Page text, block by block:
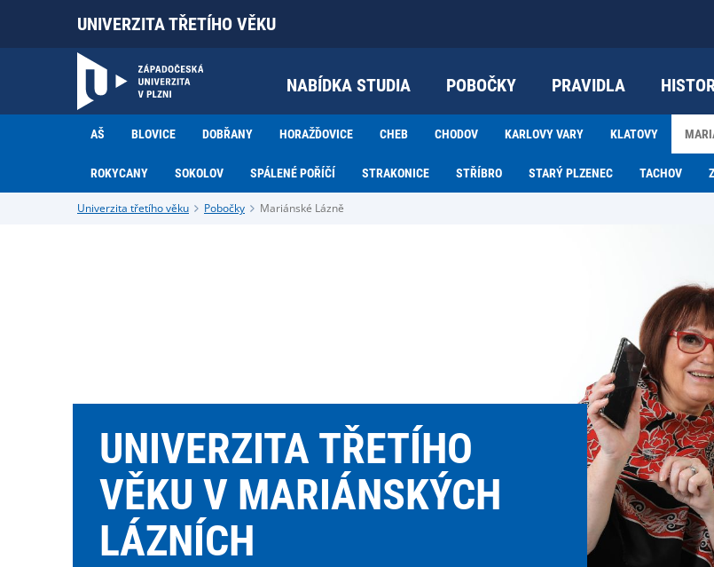
UNIVERZITA TŘETÍHO VĚKU
NABÍDKA STUDIA POBOČKY PRAVIDLA
AŠ BLOVICE DOBŘANY HORAŽĎOVICE CHEB CHODOV KARLOVY VARY KLATOVY
ROKYCANY SOKOLOV SPÁLENÉ POŘÍČÍ STRAKONICE STŘÍBRO STARÝ PLZENEC TACHOV
Univerzita třetího věku Pobočky Mariánské Lázně
UNIVERZITA TŘETÍHO
VĚKU V MARIÁNSKÝCH
LÁZNÍCH